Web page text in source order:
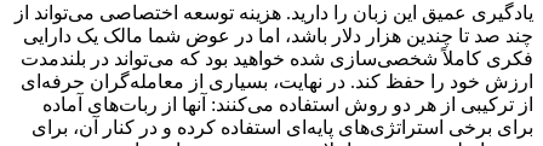
یادگیری عمیق این زبان را دارید. هزینه توسعه اختصاصی می‌تواند از
چند صد تا چندین هزار دلار باشد، اما در عوض شما مالک یک دارایی
فکری کاملاً شخصی‌سازی شده خواهید بود که می‌تواند در بلندمدت
ارزش خود را حفظ کند. در نهایت، بسیاری از معامله‌گران حرفه‌ای
از ترکیبی از هر دو روش استفاده می‌کنند: آنها از ربات‌های آماده
برای برخی استراتژی‌های پایه‌ای استفاده کرده و در کنار آن، برای